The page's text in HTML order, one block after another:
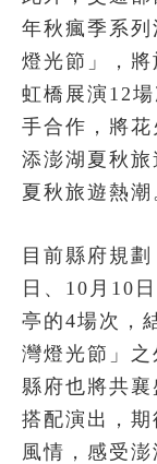
年秋瘋季系
燈光節」，
虹橋展演12
手合作，將
添澎湖夏秋
夏秋旅遊熱潮
目前縣府規
日、10月10
亭的4場次，
灣燈光節」之
縣府也將共
搭配演出，
風情，感受澎